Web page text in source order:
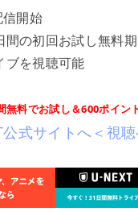
開始
間の初回お試し無料
ブを視聴可能
無料でお試し＆600ポイン
公式サイトへ＜視